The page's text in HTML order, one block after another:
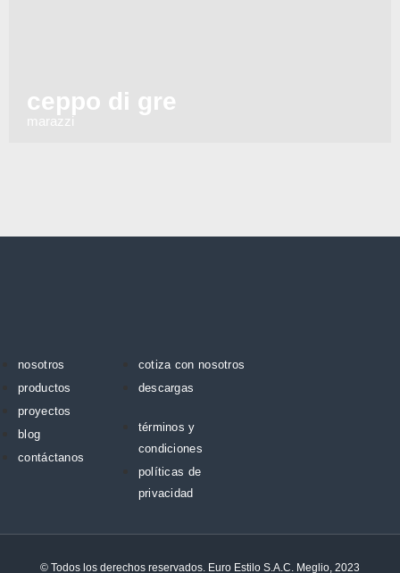
ceppo di gre
marazzi
nosotros
productos
proyectos
blog
contáctanos
cotiza con nosotros
descargas
términos y
condiciones
políticas de
privacidad
© Todos los derechos reservados. Euro Estilo S.A.C. Meglio, 2023